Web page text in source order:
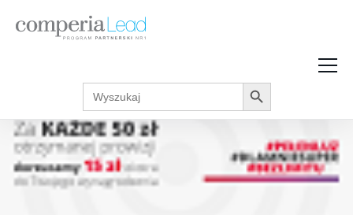
Strefa Wiedzy
Podcasty
Zarabiaj w internecie
Akcje promocyjne
Search
for:
Search Button